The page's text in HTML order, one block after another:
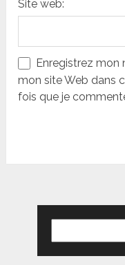
Site web:
Enregistrez mon
mon site Web dans
fois que je